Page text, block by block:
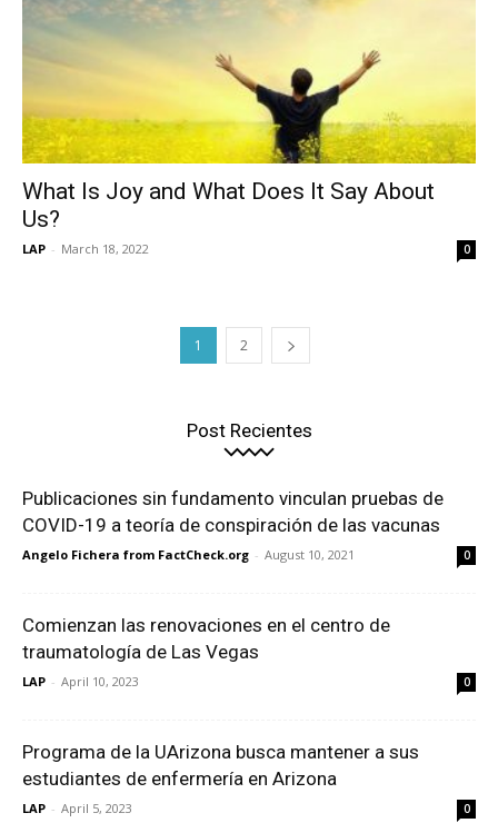
What Is Joy and What Does It Say About
Us?
LAP - March 18, 2022 0
1 2
Post Recientes
Publicaciones sin fundamento vinculan pruebas de
COVID-19 a teoría de conspiración de las vacunas
Angelo Fichera from FactCheck.org - August 10, 2021 0
Comienzan las renovaciones en el centro de
traumatología de Las Vegas
LAP - April 10, 2023 0
Programa de la UArizona busca mantener a sus
estudiantes de enfermería en Arizona
LAP - April 5, 2023 0